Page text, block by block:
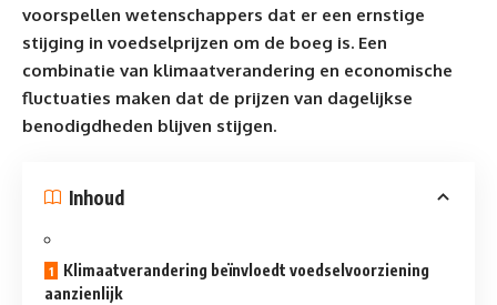
voorspellen wetenschappers dat er een ernstige
stijging in voedselprijzen om de boeg is. Een
combinatie van klimaatverandering en economische
fluctuaties maken dat de prijzen van dagelijkse
benodigdheden blijven stijgen.
Inhoud
Klimaatverandering beïnvloedt voedselvoorziening
aanzienlijk